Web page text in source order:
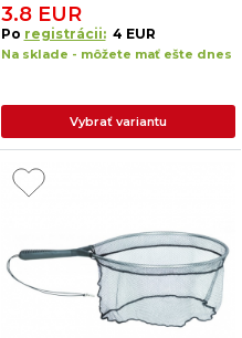
3.8 EUR
Po registrácii: 4 EUR
Na sklade - môžete mať ešte dnes
Vybrať variantu